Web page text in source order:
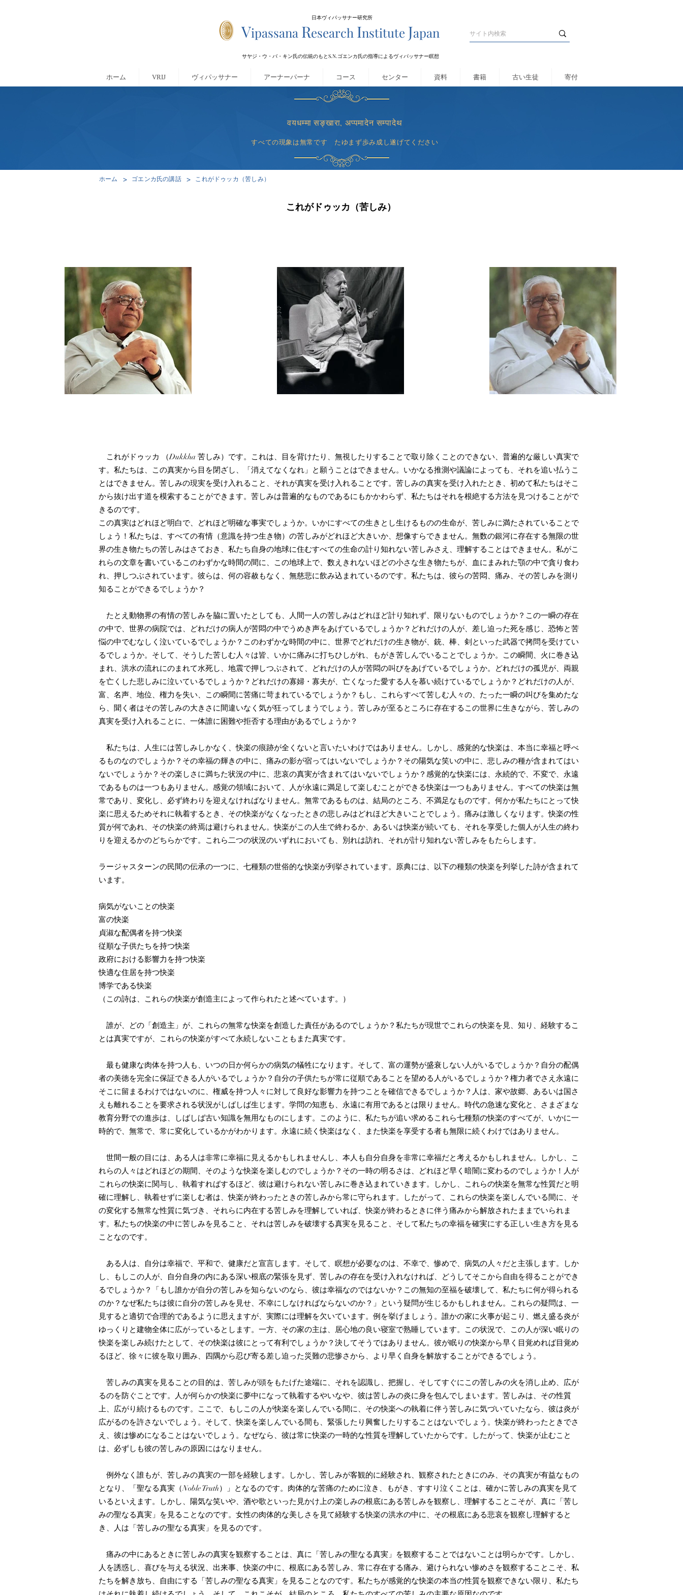
​日本ヴィパッサナー研究所
Vipassana Research Institute Japan
サヤジ・ウ・バ・キン氏の伝統のもとS.N.ゴエンカ氏の指導によるヴィパッサナー瞑想
ホーム VRIJ ヴィパッサナー アーナーパーナ コース センター 資料 書籍 古い生徒 寄付
वयधम्मा सङ्खारा, अप्पमादेन सम्पादेथ
すべての現象は無常です たゆまず歩み成し遂げてください
ホーム > ゴエンカ氏の講話 > これがドゥッカ（苦しみ）
これがドゥッカ（苦しみ）
これがドゥッカ （Dukkha 苦しみ）です。これは、目を背けたり、無視したりすることで取り除くことのできない、普遍的な厳しい真実で
す。私たちは、この真実から目を閉ざし、「消えてなくなれ」と願うことはできません。いかなる推測や議論によっても、それを追い払うこ
とはできません。苦しみの現実を受け入れること、それが真実を受け入れることです。苦しみの真実を受け入れたとき、初めて私たちはそこ
から抜け出す道を模索することができます。苦しみは普遍的なものであるにもかかわらず、私たちはそれを根絶する方法を見つけることがで
きるのです。
この真実はどれほど明白で、どれほど明確な事実でしょうか。いかにすべての生きとし生けるものの生命が、苦しみに満たされていることで
しょう！私たちは、すべての有情（意識を持つ生き物）の苦しみがどれほど大きいか、想像すらできません。無数の銀河に存在する無限の世
界の生き物たちの苦しみはさておき、私たち自身の地球に住むすべての生命の計り知れない苦しみさえ、理解することはできません。私がこ
れらの文章を書いているこのわずかな時間の間に、この地球上で、数えきれないほどの小さな生き物たちが、血にまみれた顎の中で貪り食わ
れ、押しつぶされています。彼らは、何の容赦もなく、無慈悲に飲み込まれているのです。私たちは、彼らの苦悶、痛み、その苦しみを測り
知ることができるでしょうか？
たとえ動物界の有情の苦しみを脇に置いたとしても、人間一人の苦しみはどれほど計り知れず、限りないものでしょうか？この一瞬の存在
の中で、世界の病院では、どれだけの病人が苦悶の中でうめき声をあげているでしょうか？どれだけの人が、差し迫った死を感じ、恐怖と苦
悩の中でむなしく泣いているでしょうか？このわずかな時間の中に、世界でどれだけの生き物が、銃、棒、剣といった武器で拷問を受けてい
るでしょうか。そして、そうした苦しむ人々は皆、いかに痛みに打ちひしがれ、もがき苦しんでいることでしょうか。この瞬間、火に巻き込
まれ、洪水の流れにのまれて水死し、地震で押しつぶされて、どれだけの人が苦悶の叫びをあげているでしょうか。どれだけの孤児が、両親
を亡くした悲しみに泣いているでしょうか？どれだけの寡婦・寡夫が、亡くなった愛する人を慕い続けているでしょうか？どれだけの人が、
富、名声、地位、権力を失い、この瞬間に苦痛に苛まれているでしょうか？もし、これらすべて苦しむ人々の、たった一瞬の叫びを集めたな
ら、聞く者はその苦しみの大きさに間違いなく気が狂ってしまうでしょう。苦しみが至るところに存在するこの世界に生きながら、苦しみの
真実を受け入れることに、一体誰に困難や拒否する理由があるでしょうか？
私たちは、人生には苦しみしかなく、快楽の痕跡が全くないと言いたいわけではありません。しかし、感覚的な快楽は、本当に幸福と呼べ
るものなのでしょうか？その幸福の輝きの中に、痛みの影が宿ってはいないでしょうか？その陽気な笑いの中に、悲しみの種が含まれてはい
ないでしょうか？その楽しさに満ちた状況の中に、悲哀の真実が含まれてはいないでしょうか？感覚的な快楽には、永続的で、不変で、永遠
であるものは一つもありません。感覚の領域において、人が永遠に満足して楽しむことができる快楽は一つもありません。すべての快楽は無
常であり、変化し、必ず終わりを迎えなければなりません。無常であるものは、結局のところ、不満足なものです。何かが私たちにとって快
楽に思えるためそれに執着するとき、その快楽がなくなったときの悲しみはどれほど大きいことでしょう。痛みは激しくなります。快楽の性
質が何であれ、その快楽の終焉は避けられません。快楽がこの人生で終わるか、あるいは快楽が続いても、それを享受した個人が人生の終わ
りを迎えるかのどちらかです。これら二つの状況のいずれにおいても、別れは訪れ、それが計り知れない苦しみをもたらします。
ラージャスターンの民間の伝承の一つに、七種類の世俗的な快楽が列挙されています。原典には、以下の種類の快楽を列挙した詩が含まれて
います。
病気がないことの快楽
富の快楽
貞淑な配偶者を持つ快楽
従順な子供たちを持つ快楽
政府における影響力を持つ快楽
快適な住居を持つ快楽
博学である快楽
（この詩は、これらの快楽が創造主によって作られたと述べています。）
誰が、どの「創造主」が、これらの無常な快楽を創造した責任があるのでしょうか？私たちが現世でこれらの快楽を見、知り、経験するこ
とは真実ですが、これらの快楽がすべて永続しないこともまた真実です。
最も健康な肉体を持つ人も、いつの日か何らかの病気の犠牲になります。そして、富の運勢が盛衰しない人がいるでしょうか？自分の配偶
者の美徳を完全に保証できる人がいるでしょうか？自分の子供たちが常に従順であることを望める人がいるでしょうか？権力者でさえ永遠に
そこに留まるわけではないのに、権威を持つ人々に対して良好な影響力を持つことを確信できるでしょうか？人は、家や故郷、あるいは国さ
えも離れることを要求される状況がしばしば生じます。学問の知恵も、永遠に有用であるとは限りません。時代の急速な変化と、さまざまな
教育分野での進歩は、しばしば古い知識を無用なものにします。このように、私たちが追い求めるこれら七種類の快楽のすべてが、いかに一
時的で、無常で、常に変化しているかがわかります。永遠に続く快楽はなく、また快楽を享受する者も無限に続くわけではありません。
世間一般の目には、ある人は非常に幸福に見えるかもしれませんし、本人も自分自身を非常に幸福だと考えるかもしれません。しかし、こ
れらの人々はどれほどの期間、そのような快楽を楽しむのでしょうか？その一時の明るさは、どれほど早く暗闇に変わるのでしょうか！人が
これらの快楽に関与し、執着すればするほど、彼は避けられない苦しみに巻き込まれていきます。しかし、これらの快楽を無常な性質だと明
確に理解し、執着せずに楽しむ者は、快楽が終わったときの苦しみから常に守られます。したがって、これらの快楽を楽しんでいる間に、そ
の変化する無常な性質に気づき、それらに内在する苦しみを理解していれば、快楽が終わるときに伴う痛みから解放されたままでいられま
す。私たちの快楽の中に苦しみを見ること、それは苦しみを破壊する真実を見ること、そして私たちの幸福を確実にする正しい生き方を見る
ことなのです。
ある人は、自分は幸福で、平和で、健康だと宣言します。そして、瞑想が必要なのは、不幸で、惨めで、病気の人々だと主張します。しか
し、もしこの人が、自分自身の内にある深い根底の緊張を見ず、苦しみの存在を受け入れなければ、どうしてそこから自由を得ることができ
るでしょうか？「もし誰かが自分の苦しみを知らないのなら、彼は幸福なのではないか？この無知の至福を破壊して、私たちに何が得られる
のか？なぜ私たちは彼に自分の苦しみを見せ、不幸にしなければならないのか？」という疑問が生じるかもしれません。これらの疑問は、一
見すると適切で合理的であるように思えますが、実際には理解を欠いています。例を挙げましょう。誰かの家に火事が起こり、燃え盛る炎が
ゆっくりと建物全体に広がっているとします。一方、その家の主は、居心地の良い寝室で熟睡しています。この状況で、この人が深い眠りの
快楽を楽しみ続けたとして、その快楽は彼にとって有利でしょうか？決してそうではありません。彼が眠りの快楽から早く目覚めれば目覚め
るほど、徐々に彼を取り囲み、四隅から忍び寄る差し迫った災難の悲惨さから、より早く自身を解放することができるでしょう。
苦しみの真実を見ることの目的は、苦しみが頭をもたげた途端に、それを認識し、把握し、そしてすぐにこの苦しみの火を消し止め、広が
るのを防ぐことです。人が何らかの快楽に夢中になって執着するやいなや、彼は苦しみの炎に身を包んでしまいます。苦しみは、その性質
上、広がり続けるものです。ここで、もしこの人が快楽を楽しんでいる間に、その快楽への執着に伴う苦しみに気づいていたなら、彼は炎が
広がるのを許さないでしょう。そして、快楽を楽しんでいる間も、緊張したり興奮したりすることはないでしょう。快楽が終わったときでさ
え、彼は惨めになることはないでしょう。なぜなら、彼は常に快楽の一時的な性質を理解していたからです。したがって、快楽が止むこと
は、必ずしも彼の苦しみの原因にはなりません。
例外なく誰もが、苦しみの真実の一部を経験します。しかし、苦しみが客観的に経験され、観察されたときにのみ、その真実が有益なもの
となり、「聖なる真実（Noble Truth）」となるのです。肉体的な苦痛のために泣き、もがき、すすり泣くことは、確かに苦しみの真実を見て
いるといえます。しかし、陽気な笑いや、酒や歌といった見かけ上の楽しみの根底にある苦しみを観察し、理解することこそが、真に「苦し
みの聖なる真実」を見ることなのです。女性の肉体的な美しさを見て経験する快楽の洪水の中に、その根底にある悲哀を観察し理解すると
き、人は「苦しみの聖なる真実」を見るのです。
痛みの中にあるときに苦しみの真実を観察することは、真に「苦しみの聖なる真実」を観察することではないことは明らかです。しかし、
人を誘惑し、喜びを与える状況、出来事、快楽の中に、根底にある苦しみ、常に存在する痛み、避けられない惨めさを観察することこそ、私
たちを解き放ち、自由にする「苦しみの聖なる真実」を見ることなのです。私たちが感覚的な快楽の本当の性質を観察できない限り、私たち